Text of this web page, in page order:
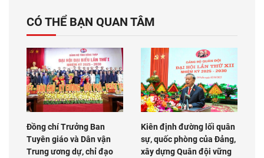
CÓ THỂ BẠN QUAN TÂM
Đồng chí Trưởng Ban
Tuyên giáo và Dân vận
Trung ương dự, chỉ đạo
Kiên định đường lối quân
sự, quốc phòng của Đảng,
xây dựng Quân đội vững